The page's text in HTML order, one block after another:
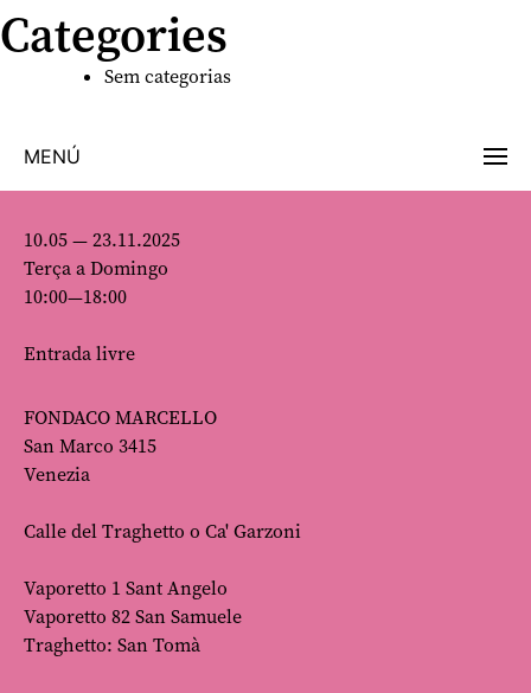
Categories
Sem categorias
MENÚ
10.05 — 23.11.2025
Terça a Domingo
10:00—18:00
Entrada livre
FONDACO MARCELLO
San Marco 3415
Venezia
Calle del Traghetto o Ca' Garzoni
Vaporetto 1 Sant Angelo
Vaporetto 82 San Samuele
Traghetto: San Tomà